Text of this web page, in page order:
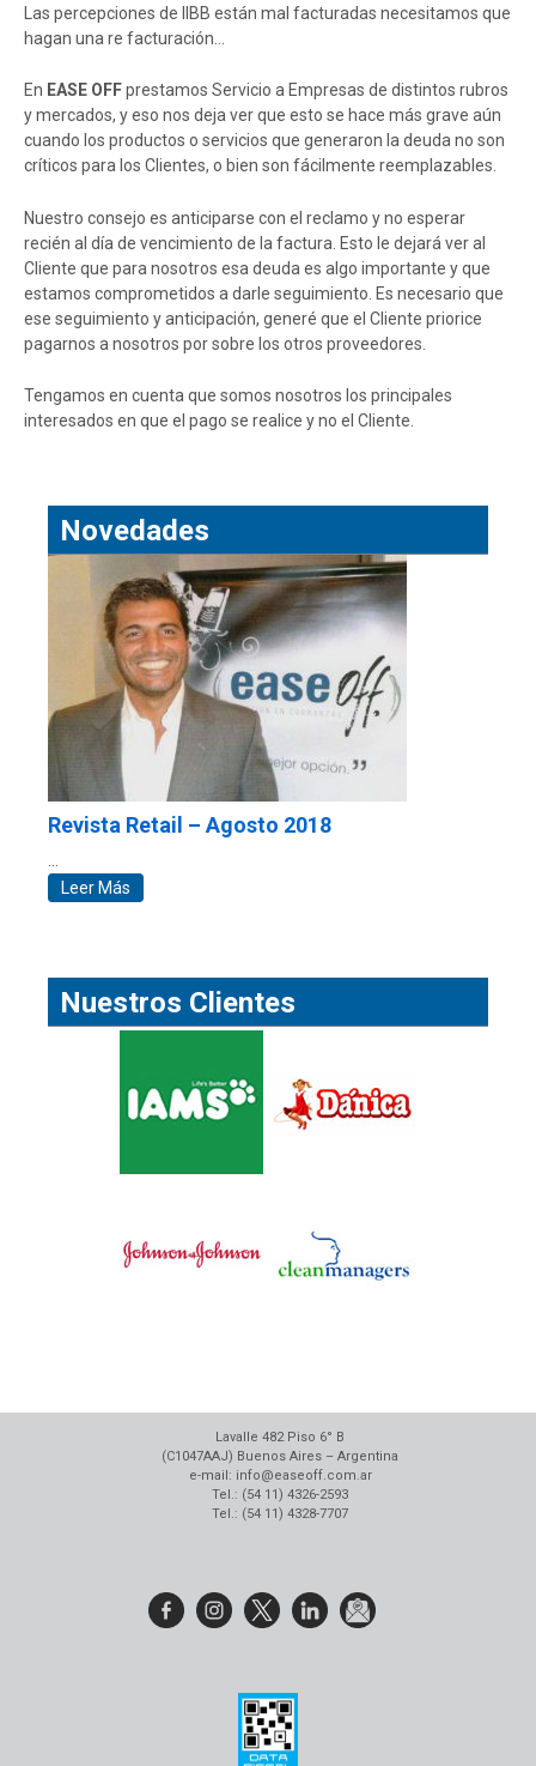
Las percepciones de IIBB están mal facturadas necesitamos que
hagan una re facturación…
En EASE OFFprestamos Servicio a Empresas de distintos rubros
y mercados, y eso nos deja ver que esto se hace más grave aún
cuando los productos o servicios que generaron la deuda no son
críticos para los Clientes, o bien son fácilmente reemplazables.
Nuestro consejo es anticiparse con el reclamo y no esperar
recién al día de vencimiento de la factura. Esto le dejará ver al
Cliente que para nosotros esa deuda es algo importante y que
estamos comprometidos a darle seguimiento. Es necesario que
ese seguimiento y anticipación, generé que el Cliente priorice
pagarnos a nosotros por sobre los otros proveedores.
Tengamos en cuenta que somos nosotros los principales
interesados en que el pago se realice y no el Cliente.
Novedades
Revista Retail – Agosto 2018
…
Leer Más
Nuestros Clientes
Lavalle 482 Piso 6° B
(C1047AAJ) Buenos Aires – Argentina
e-mail: info@easeoff.com.ar
Tel.: (54 11) 4326-2593
Tel.: (54 11) 4328-7707